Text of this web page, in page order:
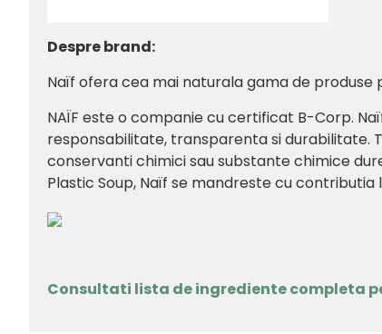
Despre brand:
Naïf ofera cea mai naturala gama de produse
NAÏF este o companie cu certificat B-Corp.
responsabilitate, transparenta si durabilitate.
conservanti chimici sau substante chimice
Plastic Soup, Naïf se mandreste cu
Consultati lista de ingrediente completa